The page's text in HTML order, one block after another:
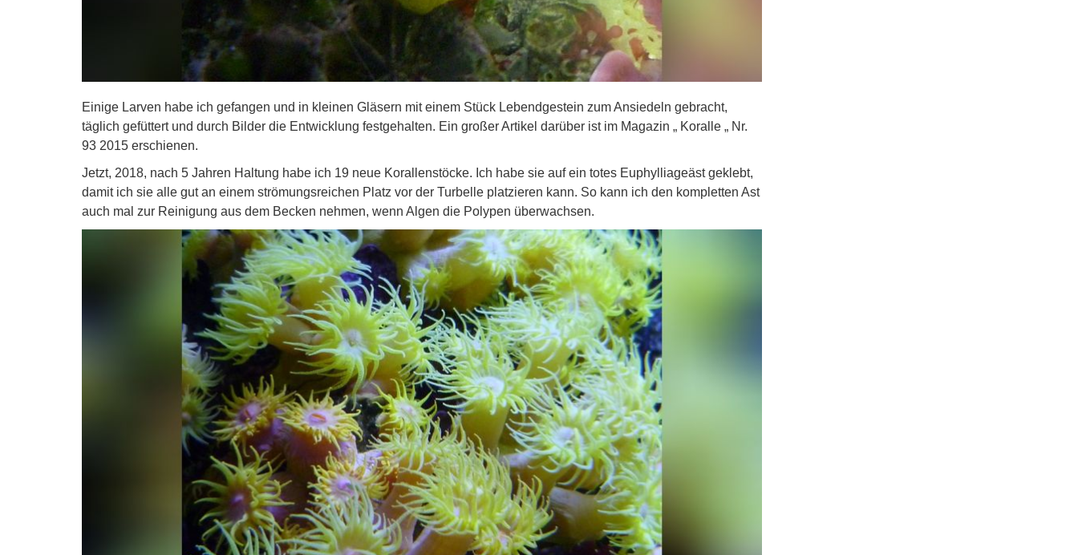
Einige Larven habe ich gefangen und in kleinen Gläsern mit einem Stück Lebendgestein zum Ansiedeln gebracht,
täglich gefüttert und durch Bilder die Entwicklung festgehalten. Ein großer Artikel darüber ist im Magazin „ Koralle „ Nr.
93 2015 erschienen.
Jetzt, 2018, nach 5 Jahren Haltung habe ich 19 neue Korallenstöcke. Ich habe sie auf ein totes Euphylliageäst geklebt,
damit ich sie alle gut an einem strömungsreichen Platz vor der Turbelle platzieren kann. So kann ich den kompletten Ast
auch mal zur Reinigung aus dem Becken nehmen, wenn Algen die Polypen überwachsen.